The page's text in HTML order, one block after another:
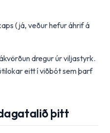
(já, veður hefur áhrif á
dregur úr viljastyrk.
eitt í viðbót sem þarf
þitt